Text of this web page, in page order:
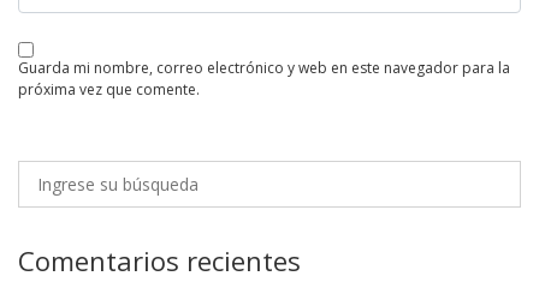
guarda mi nombre, correo electrónico y web en este navegador para la
próxima vez que comente.
Comentarios recientes